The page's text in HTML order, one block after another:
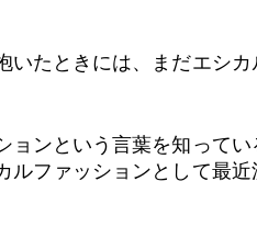
たときには、まだエシカ
ョンという言葉を知って
ファッションとして最